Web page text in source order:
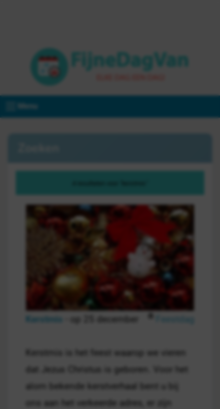
Menu
Kerstmis - op 25 december Feestdag
Kerstmis is het feest waarop we vieren
dat Jezus Christus is geboren. Voor het
alom bekende kerstverhaal bent u bij
ons aan het verkeerde adres, er zijn